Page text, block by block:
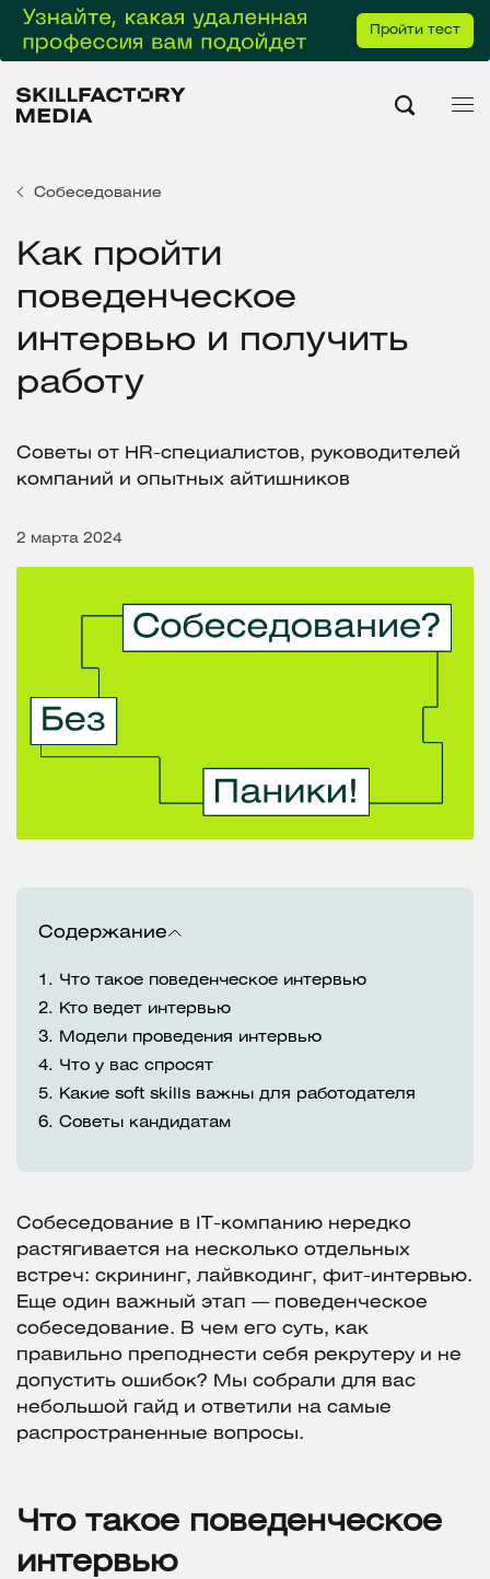
Пройти тест
Собеседование
Как пройти
поведенческое
интервью и получить
работу
Советы от HR-специалистов, руководителей
компаний и опытных айтишников
2 марта 2024
Содержание
1. Что такое поведенческое интервью
2.
Кто ведет интервью
3.
Модели проведения интервью
4. Что у вас спросят
5.
Какие soft skills важны для работодателя
6. Советы кандидатам
Собеседование в IT-компанию нередко
растягивается на несколько отдельных
встреч: скрининг, лайвкодинг, фит-интервью.
Еще один важный этап — поведенческое
собеседование. В чем его суть, как
правильно преподнести себя рекрутеру и не
допустить ошибок? Мы собрали для вас
небольшой гайд и ответили на самые
распространенные вопросы.
Что такое поведенческое
интервью